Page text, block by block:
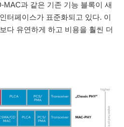
MAC과 같은 기존 기능 블록이 새
터페이스가 표준화되고 있다. 이
다 유연하게 하고 비용을 훨씬 더